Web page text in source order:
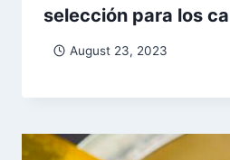
selección para los
August 23, 2023